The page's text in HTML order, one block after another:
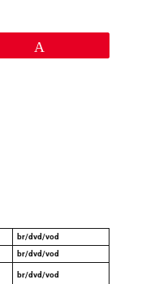
br/dvd/vod
br/dvd/vod
br/dvd/vod